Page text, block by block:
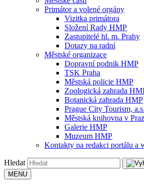
Primátor a volené orgány
Vizitka primátora
Složení Rady HMP
Zastupitelé hl. m. Prahy
Dotazy na radní
Městské organizace
Dopravní podnik HMP
TSK Praha
Městská policie HMP
Zoologická zahrada
Botanická zahrada HMP
Prague City Tourism, a.s.
Městská knihovna v
Galerie HMP
Muzeum HMP
Kontakty na redakci portálu a
Hledat
MENU